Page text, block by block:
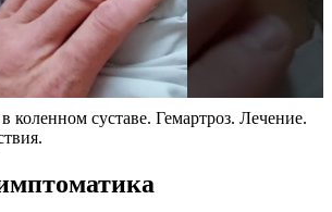
коленном суставе. Гемартроз. Лечение.